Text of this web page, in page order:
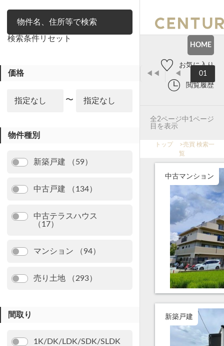
検索条件リセット
価格
〜
物件種別
新築戸建 （59）
中古戸建 （134）
中古テラスハウス
（17）
マンション （94）
売り土地 （293）
間取り
1K/DK/LDK/SDK/SLDK
HOME
お気に入り
閲覧履歴
◀◀ ◀ 01
全2ページ中1ページ
目を表示
トップ >売買 検索一
覧
中古マンション
新築戸建